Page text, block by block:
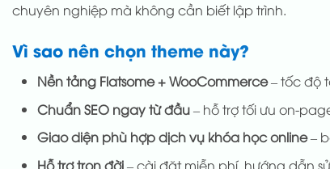
chuyên nghiệp mà không cần biết lập trình.
Vì sao nên chọn theme này?
Nền tảng Flatsome + WooCommerce– tốc độ
Chuẩn SEO ngay từ đầu– hỗ trợ tối ưu on-
Giao diện phù hợp dịch vụ khóa học online–
Hỗ trợ trọn đời– cài đặt miễn phí, hướng dẫn